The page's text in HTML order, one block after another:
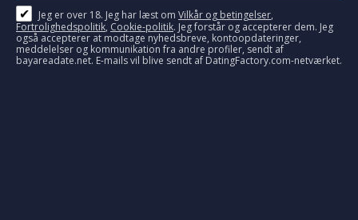
✔ Jeg er over 18. Jeg har læst om Vilkår og betingelser,
Fortrolighedspolitik, Cookie-politik. Jeg forstår og accepterer dem. Jeg
også accepterer at modtage nyhedsbreve, kontoopdateringer,
meddelelser og kommunikation fra andre profiler, sendt af
bayareadate.net. E-mails vil blive sendt af DatingFactory.com-netværket.